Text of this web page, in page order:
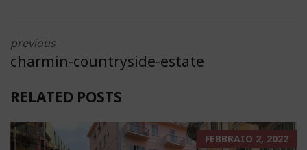
previous
charmin-countryside-estate
RELATED POSTS
FEBBRAIO 2, 2022